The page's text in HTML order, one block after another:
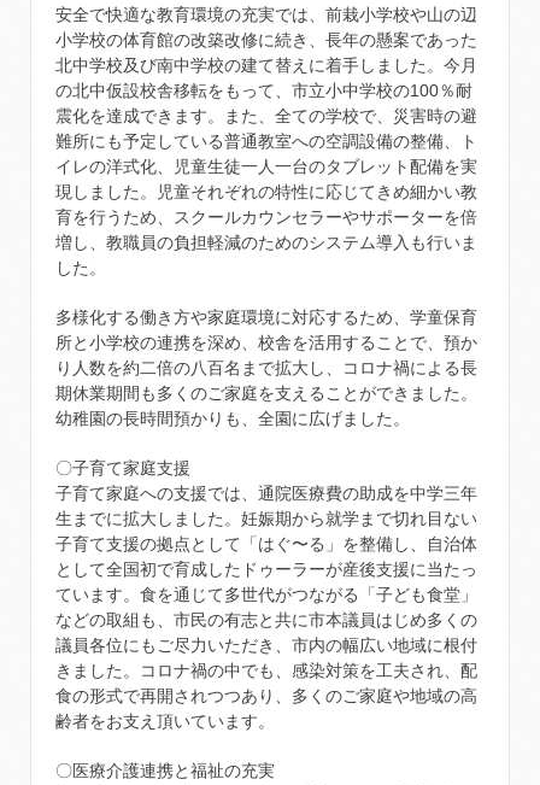
安全で快適な教育環境の充実では、前栽小学校や山の辺
小学校の体育館の改築改修に続き、長年の懸案であった
北中学校及び南中学校の建て替えに着手しました。今月
の北中仮設校舎移転をもって、市立小中学校の100％耐
震化を達成できます。また、全ての学校で、災害時の避
難所にも予定している普通教室への空調設備の整備、ト
イレの洋式化、児童生徒一人一台のタブレット配備を実
現しました。児童それぞれの特性に応じてきめ細かい教
育を行うため、スクールカウンセラーやサポーターを倍
増し、教職員の負担軽減のためのシステム導入も行いま
した。
多様化する働き方や家庭環境に対応するため、学童保育
所と小学校の連携を深め、校舎を活用することで、預か
り人数を約二倍の八百名まで拡大し、コロナ禍による長
期休業期間も多くのご家庭を支えることができました。
幼稚園の長時間預かりも、全園に広げました。
〇子育て家庭支援
子育て家庭への支援では、通院医療費の助成を中学三年
生までに拡大しました。妊娠期から就学まで切れ目ない
子育て支援の拠点として「はぐ〜る」を整備し、自治体
として全国初で育成したドゥーラーが産後支援に当たっ
ています。食を通じて多世代がつながる「子ども食堂」
などの取組も、市民の有志と共に市本議員はじめ多くの
議員各位にもご尽力いただき、市内の幅広い地域に根付
きました。コロナ禍の中でも、感染対策を工夫され、配
食の形式で再開されつつあり、多くのご家庭や地域の高
齢者をお支え頂いています。
〇医療介護連携と福祉の充実